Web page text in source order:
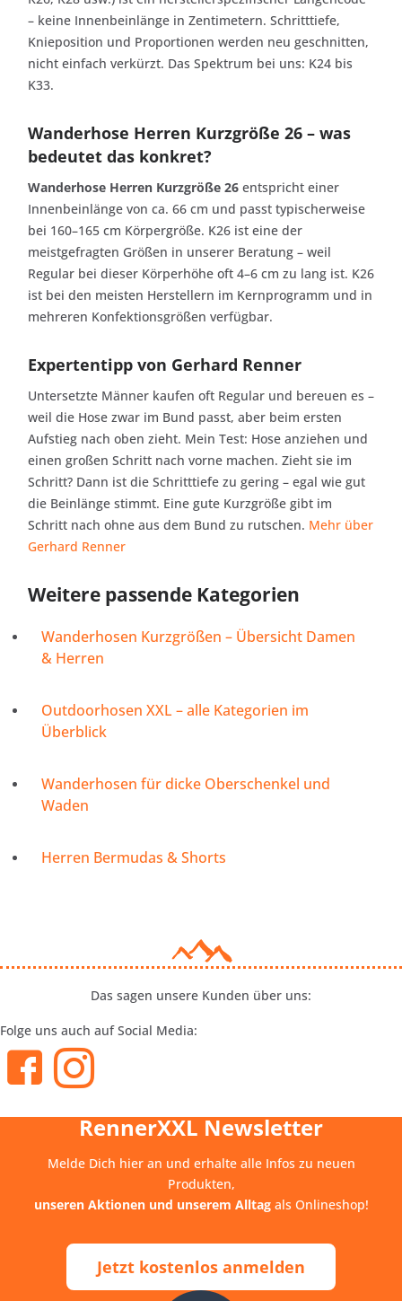
– keine Innenbeinlänge in Zentimetern. Schritttiefe,
Knieposition und Proportionen werden neu geschnitten,
nicht einfach verkürzt. Das Spektrum bei uns: K24 bis
K33.
Wanderhose Herren Kurzgröße 26 – was
bedeutet das konkret?
Wanderhose Herren Kurzgröße 26 entspricht einer
Innenbeinlänge von ca. 66 cm und passt typischerweise
bei 160–165 cm Körpergröße. K26 ist eine der
meistgefragten Größen in unserer Beratung – weil
Regular bei dieser Körperhöhe oft 4–6 cm zu lang ist. K26
ist bei den meisten Herstellern im Kernprogramm und in
mehreren Konfektionsgrößen verfügbar.
Expertentipp von Gerhard Renner
Untersetzte Männer kaufen oft Regular und bereuen es –
weil die Hose zwar im Bund passt, aber beim ersten
Aufstieg nach oben zieht. Mein Test: Hose anziehen und
einen großen Schritt nach vorne machen. Zieht sie im
Schritt? Dann ist die Schritttiefe zu gering – egal wie gut
die Beinlänge stimmt. Eine gute Kurzgröße gibt im
Schritt nach ohne aus dem Bund zu rutschen. Mehr über
Gerhard Renner
Weitere passende Kategorien
Wanderhosen Kurzgrößen – Übersicht Damen
& Herren
Outdoorhosen XXL – alle Kategorien im
Überblick
Wanderhosen für dicke Oberschenkel und
Waden
Herren Bermudas & Shorts
Das sagen unsere Kunden über uns:
Folge uns auch auf Social Media:
RennerXXL Newsletter
Melde Dich hier an und erhalte alle Infos zu neuen
Produkten,
unseren Aktionen und unserem Alltagals Onlineshop!
Jetzt kostenlos anmelden